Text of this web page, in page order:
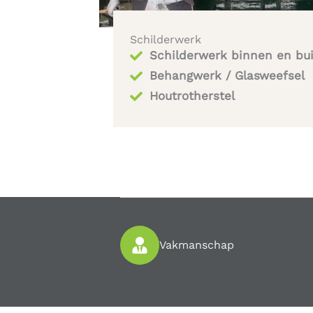
Schilderwerk
Schilderwerk binnen en
Behangwerk / Glasweefsel
Houtrotherstel​
Vakmanschap